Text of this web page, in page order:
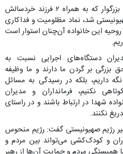
زندیه‌وکیلی ادامه داد: این شهید بزرگوار که به همراه ۲ فرزند خردسالش
شد، نماد مظلومیت و فداکاری
این خانواده آن‌چنان استوار است
دستگاه‌های اجرایی نسبت به
بر گردن ما دارند و ما وظیفه
داریم، بلکه در رسیدگی به مسائل
نکنیم، فرمانداران و مدیران
شهدا در ارتباط باشند و در راستای
نکنند.
رژیم صهیونیستی گفت: رژیم منحوس
و کودک‌کشی می‌تواند بین مردم و